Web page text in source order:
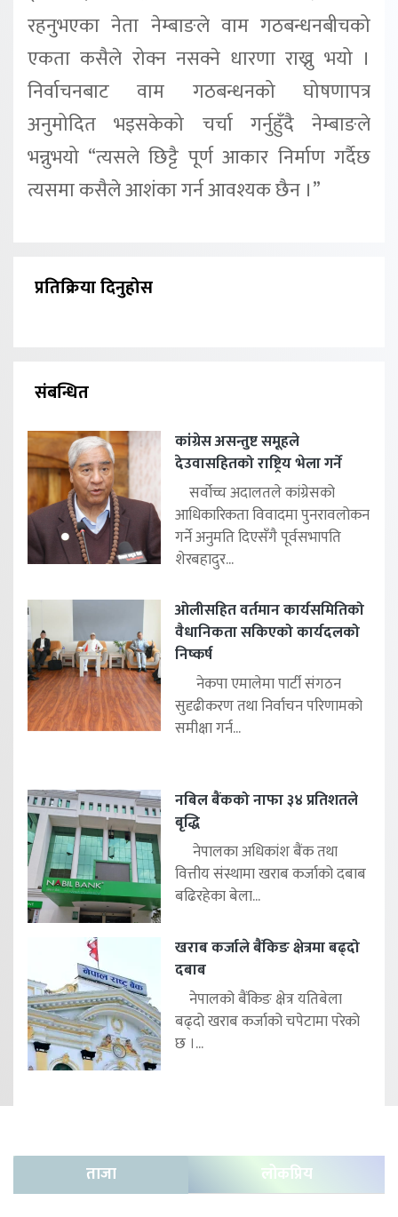
रहनुभएका नेता नेम्बाङले वाम गठबन्धनबीचको
एकता कसैले रोक्न नसक्ने धारणा राख्नु भयो ।
निर्वाचनबाट वाम गठबन्धनको घोषणापत्र
अनुमोदित भइसकेको चर्चा गर्नुहुँदै नेम्बाङले
भन्नुभयो “त्यसले छिट्टै पूर्ण आकार निर्माण गर्दैछ
त्यसमा कसैले आशंका गर्न आवश्यक छैन ।”
प्रतिक्रिया दिनुहोस
संबन्धित
कांग्रेस असन्तुष्ट समूहले
देउवासहितको राष्ट्रिय भेला गर्ने
सर्वोच्च अदालतले कांग्रेसको
आधिकारिकता विवादमा पुनरावलोकन
गर्ने अनुमति दिएसँगै पूर्वसभापति
शेरबहादुर...
ओलीसहित वर्तमान कार्यसमितिको
वैधानिकता सकिएको कार्यदलको
निष्कर्ष
नेकपा एमालेमा पार्टी संगठन
सुदृढीकरण तथा निर्वाचन परिणामको
समीक्षा गर्न...
नबिल बैंकको नाफा ३४ प्रतिशतले
बृद्धि
नेपालका अधिकांश बैंक तथा
वित्तीय संस्थामा खराब कर्जाको दबाब
बढिरहेका बेला...
खराब कर्जाले बैंकिङ क्षेत्रमा बढ्दो
दबाब
नेपालको बैंकिङ क्षेत्र यतिबेला
बढ्दो खराब कर्जाको चपेटामा परेको
छ ।...
ताजा लोकप्रिय